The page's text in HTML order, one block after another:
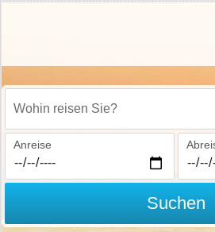
Wohin reisen Sie?
Anreise
Suchen